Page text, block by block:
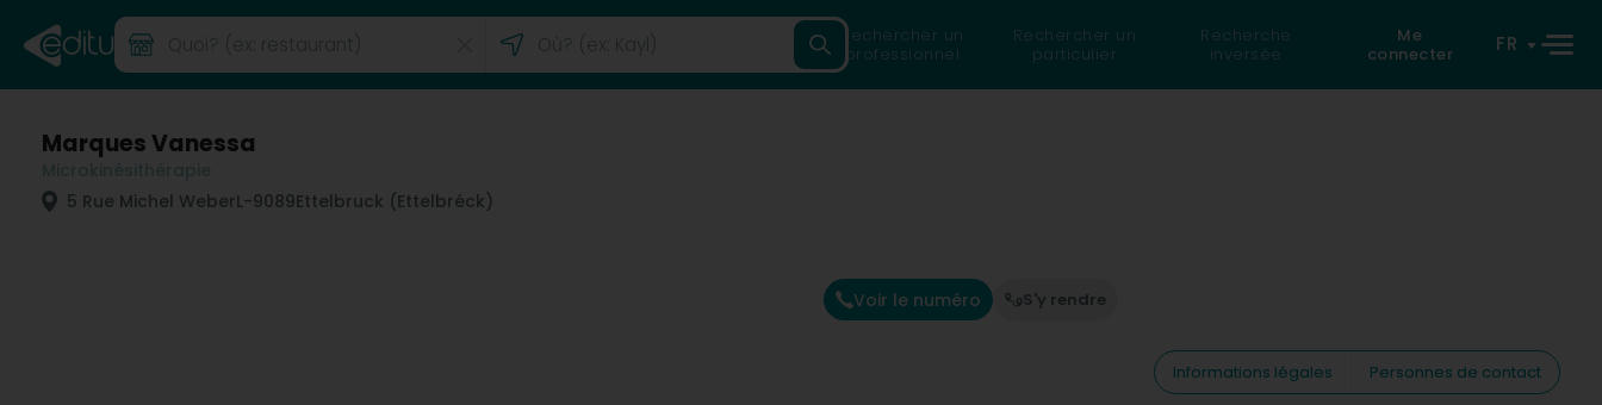
Rechercher un
professionnel
Rechercher un
particulier
Recherche
inversée
Me
connecter
FR
Marques Vanessa
5 Rue Michel WeberL-9089Ettelbruck (Ettelbréck)
Voir le numéro S'y rendre
Informations légales
Personnes de contact